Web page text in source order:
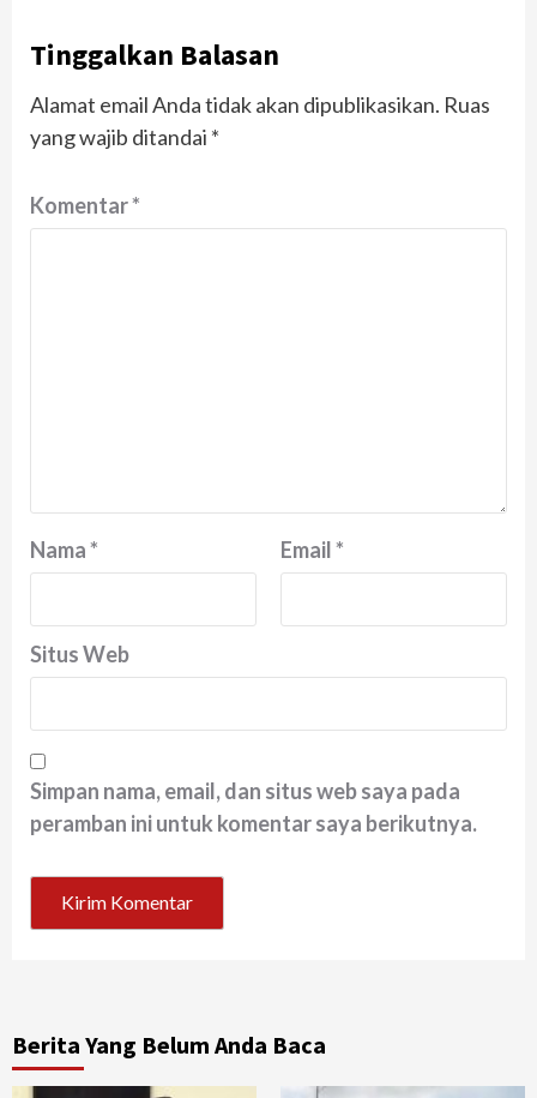
Tinggalkan Balasan
Alamat email Anda tidak akan dipublikasikan. Ruas
yang wajib ditandai *
Komentar*
Nama* Email*
Situs Web
Simpan nama, email, dan situs web saya pada
peramban ini untuk komentar saya berikutnya.
Berita Yang Belum Anda Baca